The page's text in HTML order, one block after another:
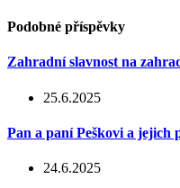
Podobné příspěvky
Zahradní slavnost na
25.6.2025
Pan a paní Peškovi a jejich
24.6.2025